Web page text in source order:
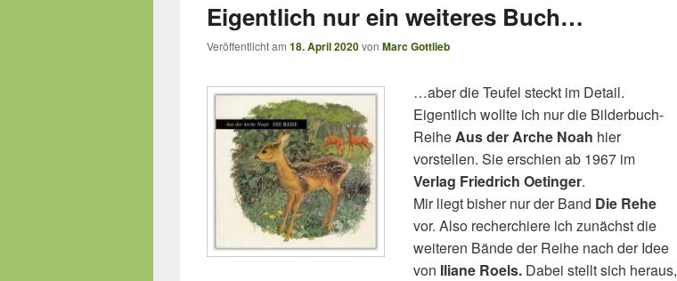
Eigentlich nur ein weiteres Buch…
Veröffentlicht am 18. April 2020von Marc Gottlieb
…aber die Teufel steckt im Detail.
Eigentlich wollte ich nur die Bilderbuch-
ReiheAus der Arche Noah hier
vorstellen. Sie erschien ab 1967 im
Verlag Friedrich Oetinger.
Mir liegt bisher nur der Band Die Rehe
vor. Also recherchiere ich zunächst die
weiteren Bände der Reihe nach der Idee
von Iliane Roels. Dabei stellt sich heraus,